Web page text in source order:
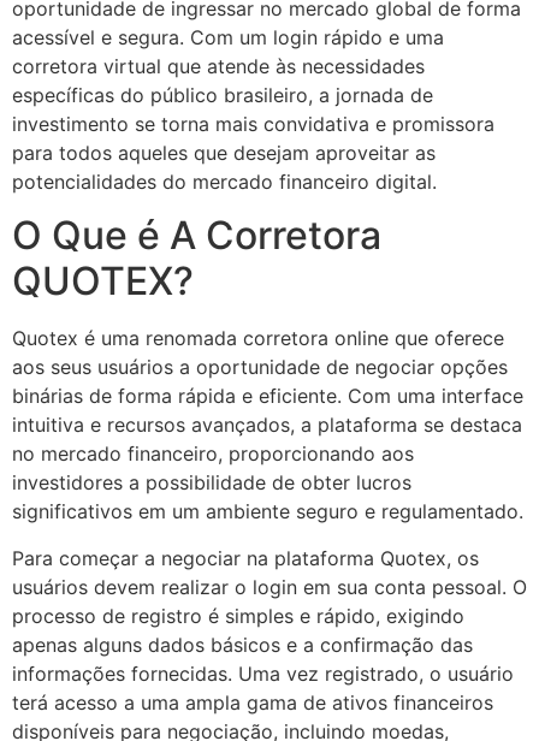
oportunidade de ingressar no mercado global de forma
acessível e segura. Com um login rápido e uma
corretora virtual que atende às necessidades
específicas do público brasileiro, a jornada de
investimento se torna mais convidativa e promissora
para todos aqueles que desejam aproveitar as
potencialidades do mercado financeiro digital.
O Que é A Corretora
QUOTEX?
Quotex é uma renomada corretora online que oferece
aos seus usuários a oportunidade de negociar opções
binárias de forma rápida e eficiente. Com uma interface
intuitiva e recursos avançados, a plataforma se destaca
no mercado financeiro, proporcionando aos
investidores a possibilidade de obter lucros
significativos em um ambiente seguro e regulamentado.
Para começar a negociar na plataforma Quotex, os
usuários devem realizar o login em sua conta pessoal. O
processo de registro é simples e rápido, exigindo
apenas alguns dados básicos e a confirmação das
informações fornecidas. Uma vez registrado, o usuário
terá acesso a uma ampla gama de ativos financeiros
disponíveis para negociação, incluindo moedas,